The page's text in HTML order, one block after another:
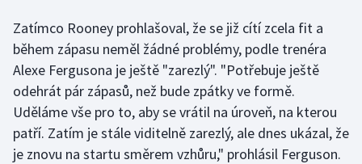
Plavání
Plážový volejbal
Ragby
Zatímco Rooney prohlašoval, že se již cítí zcela fit a
během zápasu neměl žádné problémy, podle trenéra
Alexe Fergusona je ještě "zarezlý". "Potřebuje ještě
odehrát pár zápasů, než bude zpátky ve formě.
Uděláme vše pro to, aby se vrátil na úroveň, na kterou
patří. Zatím je stále viditelně zarezlý, ale dnes ukázal, že
je znovu na startu směrem vzhůru," prohlásil Ferguson.